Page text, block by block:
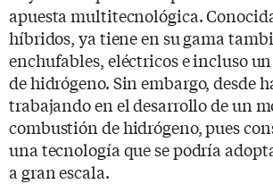
apuesta multitecnológica.
híbridos, ya tiene en su gama
enchufables, eléctricos e incluso
de hidrógeno. Sin embargo, desde
trabajando en el desarrollo de un
combustión de hidrógeno, pues
una tecnología que se podría
a gran escala.